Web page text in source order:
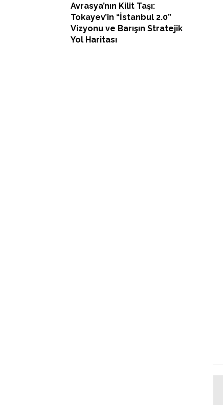
Avrasya’nın Kilit Taşı:
Tokayev’in “İstanbul 2.0”
Vizyonu ve Barışın Stratejik
Yol Haritası